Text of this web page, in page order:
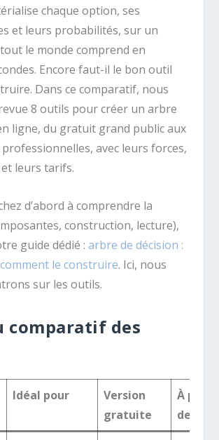
chaque option, ses
et leurs probabilités, sur un
le monde comprend en
Encore faut-il le bon outil
Dans ce comparatif, nous
8 outils pour créer un arbre
ligne, du gratuit grand public aux
avec leurs forces,
leurs tarifs.
d’abord à comprendre la
construction, lecture),
guide dédié :arbre de décision :
le construire. Ici, nous
sur les outils.
comparatif des
Idéal pour
Version
gratuite
À
de